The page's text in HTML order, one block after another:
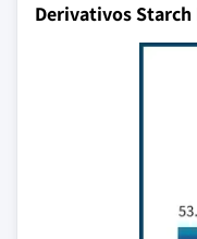
Derivativos